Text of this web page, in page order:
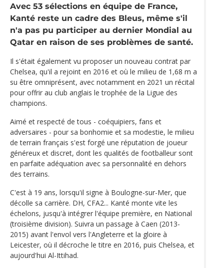
Avec 53 sélections en équipe de France,
Kanté reste un cadre des Bleus, même s'il
n'a pas pu participer au dernier Mondial au
Qatar en raison de ses problèmes de santé.
Il s'était également vu proposer un nouveau contrat par
Chelsea, qu'il a rejoint en 2016 et où le milieu de 1,68 m a
su être omniprésent, avec notamment en 2021 un récital
pour offrir au club anglais le trophée de la Ligue des
champions.
Aimé et respecté de tous - coéquipiers, fans et
adversaires - pour sa bonhomie et sa modestie, le milieu
de terrain français s'est forgé une réputation de joueur
généreux et discret, dont les qualités de footballeur sont
en parfaite adéquation avec sa personnalité en dehors
des terrains.
C'est à 19 ans, lorsqu'il signe à Boulogne-sur-Mer, que
décolle sa carrière. DH, CFA2... Kanté monte vite les
échelons, jusqu'à intégrer l'équipe première, en National
(troisième division). Suivra un passage à Caen (2013-
2015) avant l'envol vers l'Angleterre et la gloire à
Leicester, où il décroche le titre en 2016, puis Chelsea, et
aujourd'hui Al-Ittihad.